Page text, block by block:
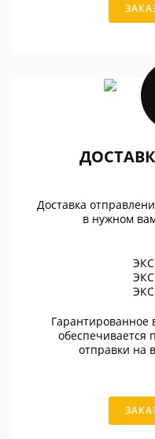
Доставка
в нужном
Гарантированное
обеспечивается
отправки на